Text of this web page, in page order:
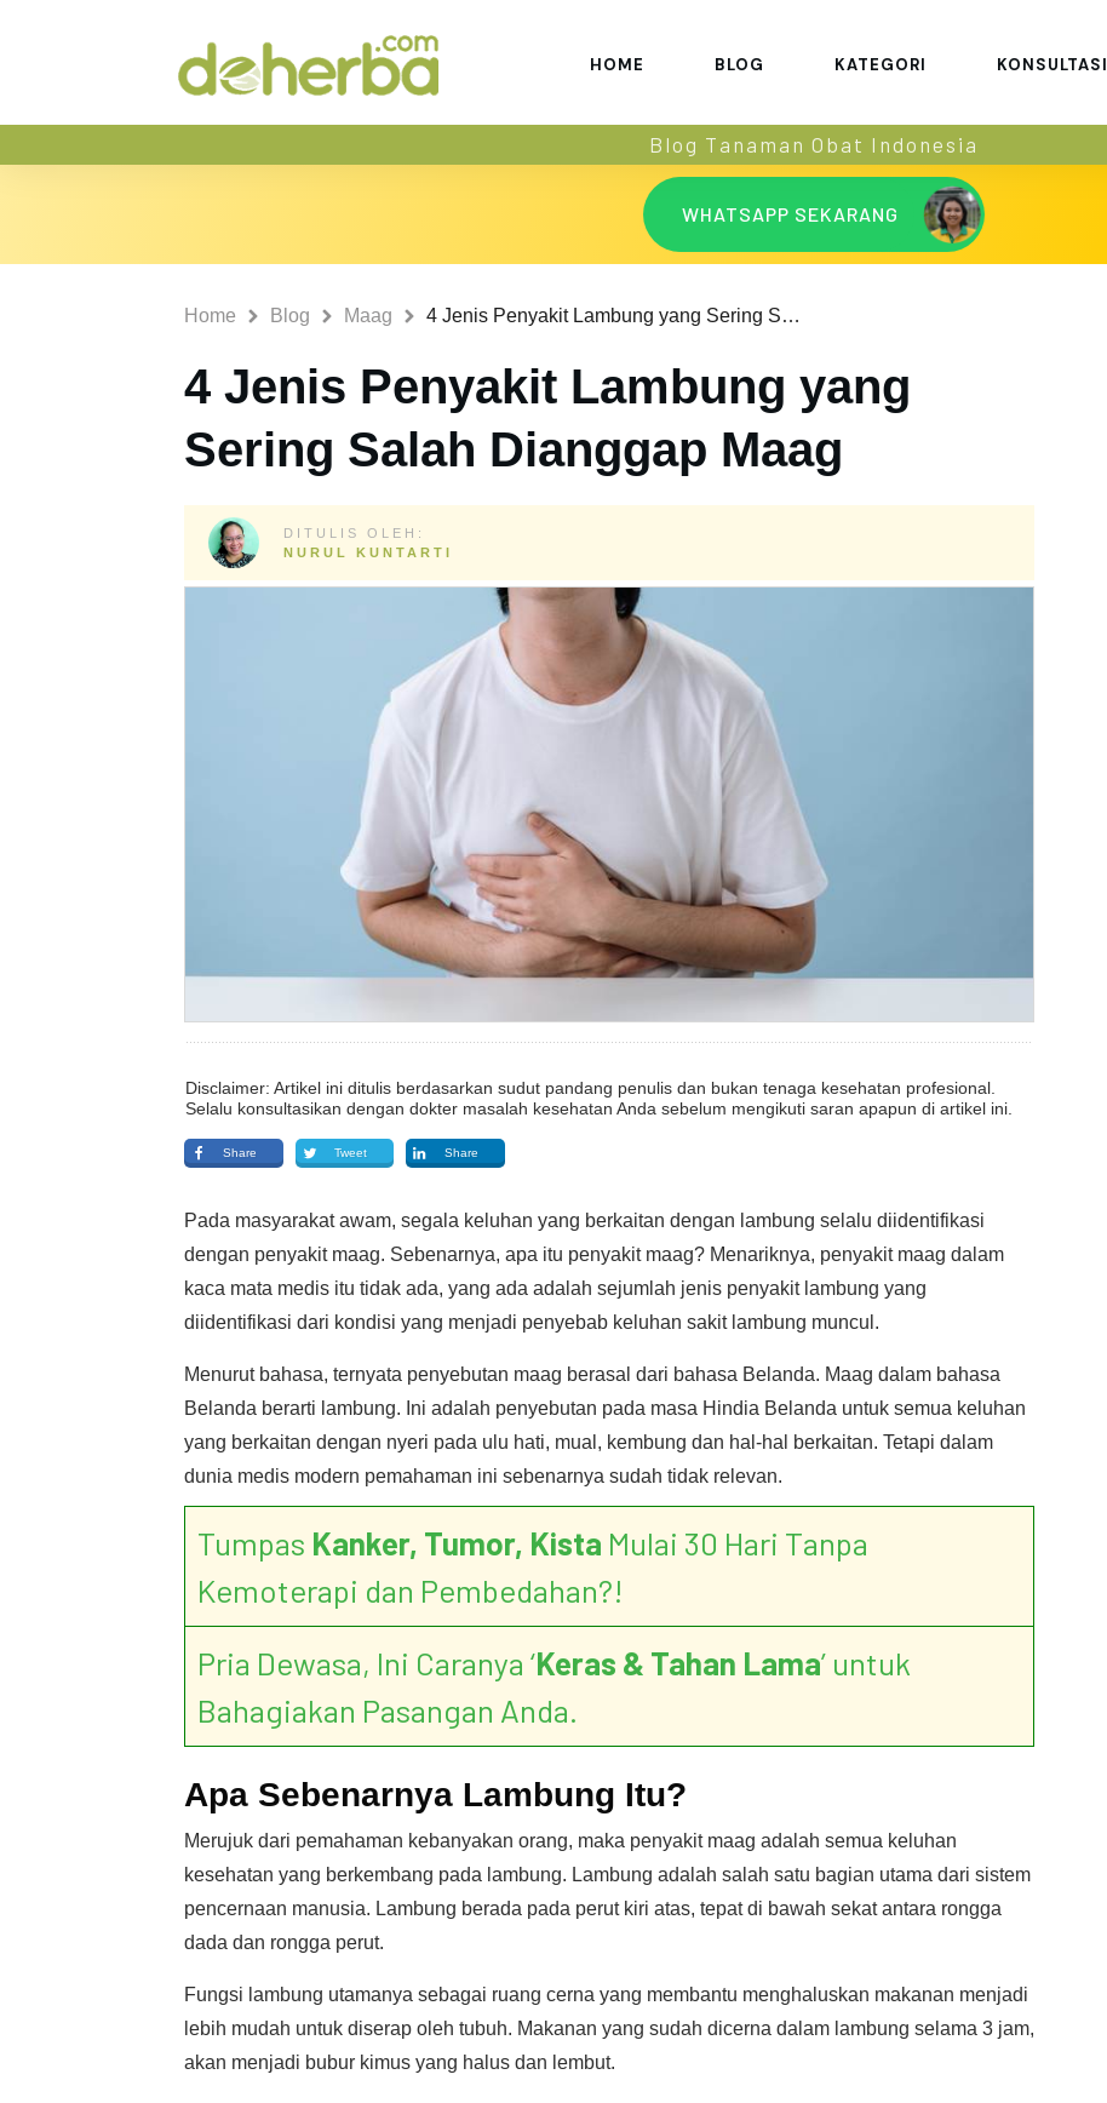
HOME BLOG KATEGORI KONSULTASI
Blog Tanaman Obat Indonesia
WHATSAPP SEKARANG
Home Blog Maag 4 Jenis Penyakit Lambung yang Sering Salah Dianggap Maag
4 Jenis Penyakit Lambung yang
Sering Salah Dianggap Maag
DITULIS OLEH:
NURUL KUNTARTI
Disclaimer: Artikel ini ditulis berdasarkan sudut pandang penulis dan bukan tenaga kesehatan profesional.
Selalu konsultasikan dengan dokter masalah kesehatan Anda sebelum mengikuti saran apapun di artikel ini.
Share Tweet Share
Pada masyarakat awam, segala keluhan yang berkaitan dengan lambung selalu diidentifikasi
dengan penyakit maag. Sebenarnya, apa itu penyakit maag? Menariknya, penyakit maag dalam
kaca mata medis itu tidak ada, yang ada adalah sejumlah jenis penyakit lambung yang
diidentifikasi dari kondisi yang menjadi penyebab keluhan sakit lambung muncul.
Menurut bahasa, ternyata penyebutan maag berasal dari bahasa Belanda. Maag dalam bahasa
Belanda berarti lambung. Ini adalah penyebutan pada masa Hindia Belanda untuk semua keluhan
yang berkaitan dengan nyeri pada ulu hati, mual, kembung dan hal-hal berkaitan. Tetapi dalam
dunia medis modern pemahaman ini sebenarnya sudah tidak relevan.
Tumpas Kanker, Tumor, Kista Mulai 30 Hari Tanpa
Kemoterapi dan Pembedahan?!
Pria Dewasa, Ini Caranya ‘Keras & Tahan Lama’ untuk
Bahagiakan Pasangan Anda.
Apa Sebenarnya Lambung Itu?
Merujuk dari pemahaman kebanyakan orang, maka penyakit maag adalah semua keluhan
kesehatan yang berkembang pada lambung. Lambung adalah salah satu bagian utama dari sistem
pencernaan manusia. Lambung berada pada perut kiri atas, tepat di bawah sekat antara rongga
dada dan rongga perut.
Fungsi lambung utamanya sebagai ruang cerna yang membantu menghaluskan makanan menjadi
lebih mudah untuk diserap oleh tubuh. Makanan yang sudah dicerna dalam lambung selama 3 jam,
akan menjadi bubur kimus yang halus dan lembut.